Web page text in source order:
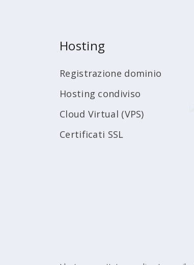
Hosting
Registrazione dominio
Hosting condiviso
Cloud Virtual (VPS)
Certificati SSL